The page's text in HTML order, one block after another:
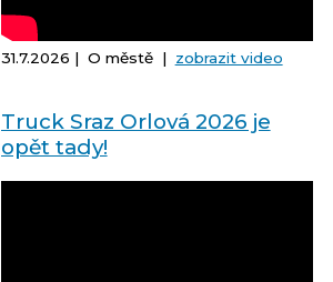
31.7.2026 | O městě | zobrazit video
Truck Sraz Orlová 2026 je
opět tady!